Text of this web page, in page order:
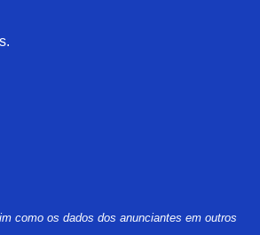
como os dados dos anunciantes em outros